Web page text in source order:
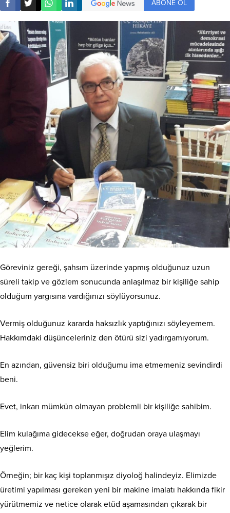
ABONE OL
Göreviniz gereği, şahsım üzerinde yapmış olduğunuz uzun
süreli takip ve gözlem sonucunda anlaşılmaz bir kişiliğe sahip
olduğum yargısına vardığınızı söylüyorsunuz.
Vermiş olduğunuz kararda haksızlık yaptığınızı söyleyemem.
Hakkımdaki düşünceleriniz den ötürü sizi yadırgamıyorum.
En azından, güvensiz biri olduğumu ima etmemeniz sevindirdi
beni.
Evet, inkarı mümkün olmayan problemli bir kişiliğe sahibim.
Elim kulağıma gidecekse eğer, doğrudan oraya ulaşmayı
yeğlerim.
Örneğin; bir kaç kişi toplanmışız diyoloğ halindeyiz. Elimizde
üretimi yapılması gereken yeni bir makine imalatı hakkında fikir
yürütmemiz ve netice olarak etüd aşamasından çıkarak bir